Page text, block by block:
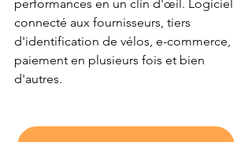
performances en un clin d'œil. Logiciel
connecté aux fournisseurs, tiers
d'identification de vélos, e-commerce,
paiement en plusieurs fois et bien
d'autres.